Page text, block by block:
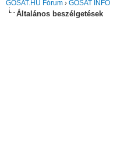
GOSAT.HU Fórum › GOSAT INFÓ
Általános beszélgetések